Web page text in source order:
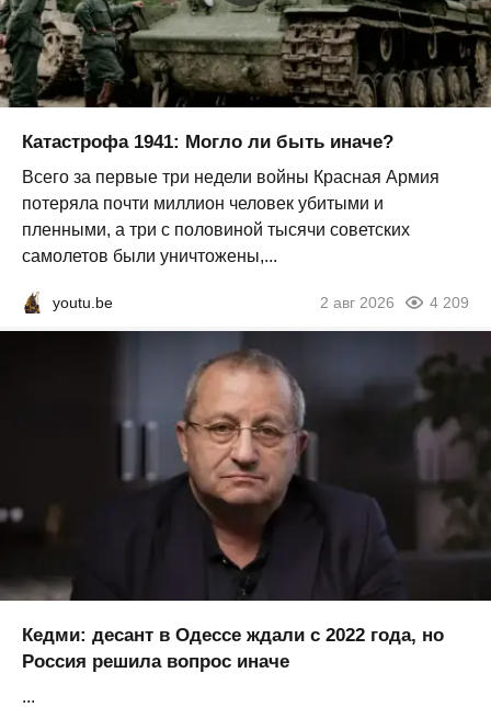
Катастрофа 1941: Могло ли быть иначе?
Всего за первые три недели войны Красная Армия
потеряла почти миллион человек убитыми и
пленными, а три с половиной тысячи советских
самолетов были уничтожены,...
youtu.be 2 авг 2026 4 209
Кедми: десант в Одессе ждали с 2022 года, но
Россия решила вопрос иначе
...